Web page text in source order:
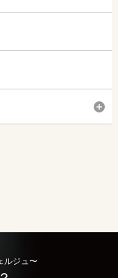
ルジュ〜